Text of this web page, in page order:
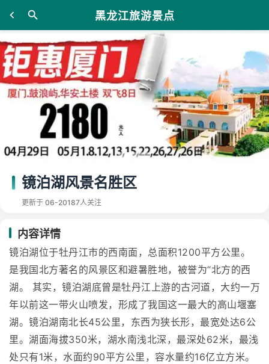
黑龙江旅游景点
镜泊湖风景名胜区
更新于 06-20187人关注
内容详情
镜泊湖位于牡丹江市的西南面，总面积1200平方公里。
是我国北方著名的风景区和避暑胜地，被誉为“北方的西
湖。 其实，镜泊湖底曾是牡丹江上游的古河道，大约一万
年以前这一带火山喷发，形成了我国这一最大的高山堰塞
湖。镜泊湖南北长45公里，东西为狭长形，最宽处达6公
里。湖面海拔350米，湖水南浅北深，最深处62米，最浅
处只有1米，水面约90平方公里，容水量约16亿立方米。